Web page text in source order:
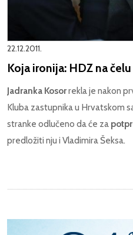
22.12.2011.
Koja ironija: HDZ na
Jadranka Kosorrekla je nakon
Kluba zastupnika u Hrvatskom
stranke odlučeno da će za
predložiti nju i Vladimira Šeksa.